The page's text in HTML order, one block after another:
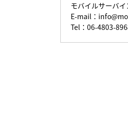
モバイルサーバ
E-mail：
Tel：06-4803-